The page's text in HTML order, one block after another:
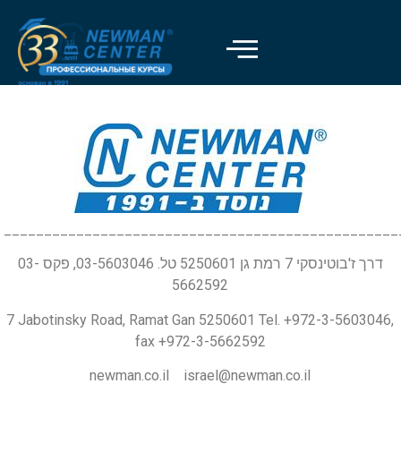
דרך ז'בוטינסקי 7 רמת גן 5250601 טל. 03-5603046, פקס 03-
5662592
7 Jabotinsky Road, Ramat Gan 5250601 Tel. +972-3-5603046,
fax +972-3-5662592
newman.co.il israel@newman.co.il